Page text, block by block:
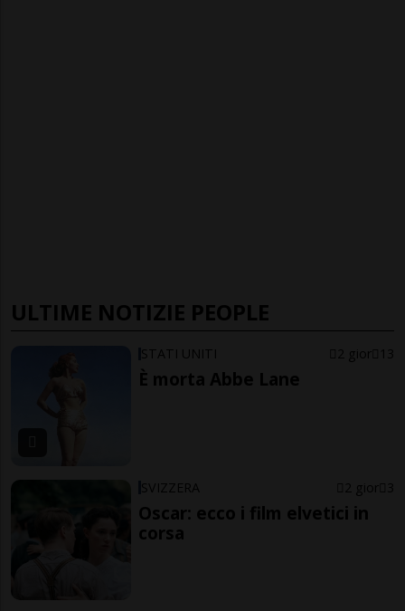
ULTIME NOTIZIE PEOPLE
STATI UNITI 2 gior 13
È morta Abbe Lane
SVIZZERA 2 gior 3
Oscar: ecco i film elvetici in
corsa